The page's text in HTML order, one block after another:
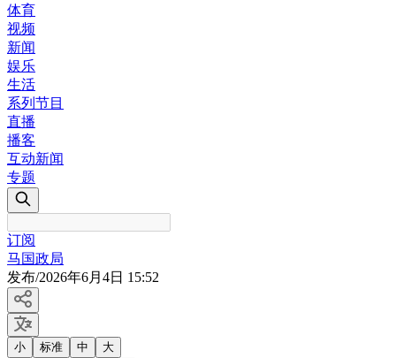
体育
视频
新闻
娱乐
生活
系列节目
直播
播客
互动新闻
专题
订阅
马国政局
发布/2026年6月4日 15:52
小 标准 中 大